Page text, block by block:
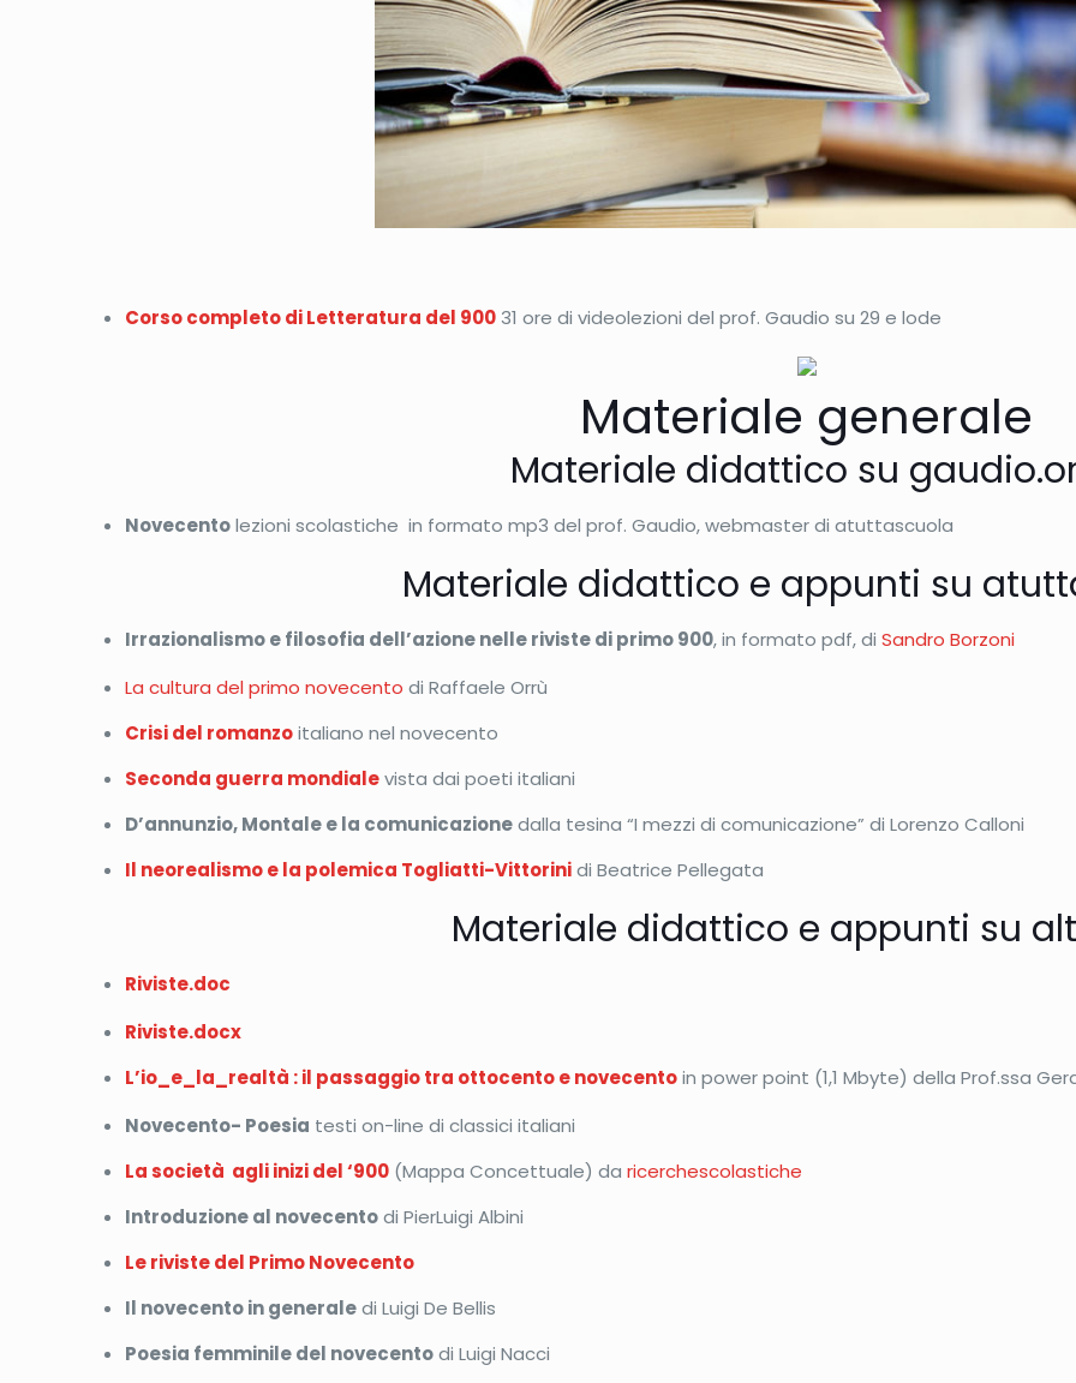
Corso completo di Letteratura del 900 31 ore di videolezioni del prof. Gaudio su 29 e lode
Materiale generale
Materiale didattico su
Novecentolezioni scolastiche in formato mp3 del prof. Gaudio, webmaster di atuttascuola
Materiale didattico e appunti su
Irrazionalismo e filosofia dell’azione nelle riviste di primo 900, in formato pdf, diSandro Borzoni
La cultura del primo novecento di Raffaele Orrù
Crisi del romanzoitaliano nel novecento
Seconda guerra mondialevista dai poeti italiani
D’annunzio, Montale e la comunicazionedalla tesina “I mezzi di comunicazione” di Lorenzo Calloni
Il neorealismo e la polemica Togliatti-Vittorinidi Beatrice Pellegata
Materiale didattico e appunti su
Riviste.doc
Riviste.docx
L’io_e_la_realtà : il passaggio tra ottocento e novecentoin power point (1,1 Mbyte) della Prof.ssa
Novecento- Poesia testi on-line di classici italiani
La società agli inizi del ‘900 (Mappa Concettuale) daricerchescolastiche
Introduzione al novecentodi PierLuigi Albini
Le riviste del Primo Novecento
Il novecento in generaledi Luigi De Bellis
Poesia femminile del novecentodi Luigi Nacci